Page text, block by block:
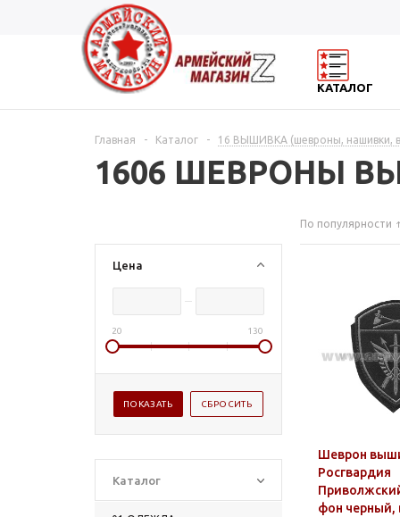
КАТАЛОГ
Главная - Каталог - 16 ВЫШИВКА (шевроны, нашивки,
1606 ШЕВРОНЫ
Цена
20 130
Каталог
По популярности
Шеврон
Росгвардия
фон черный,